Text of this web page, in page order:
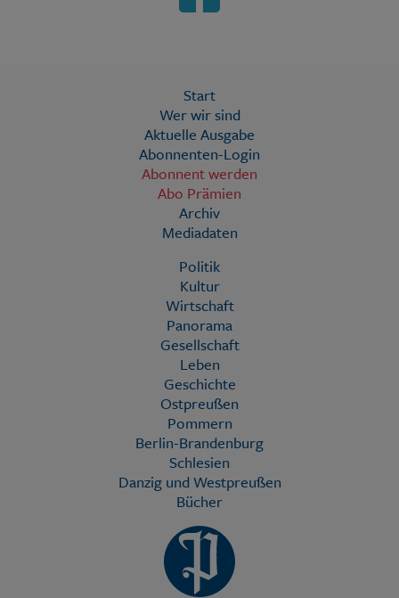
Start
Wer wir sind
Aktuelle Ausgabe
Abonnenten-Login
Abonnent werden
Abo Prämien
Archiv
Mediadaten
Politik
Kultur
Wirtschaft
Panorama
Gesellschaft
Leben
Geschichte
Ostpreußen
Pommern
Berlin-Brandenburg
Schlesien
Danzig und Westpreußen
Bücher